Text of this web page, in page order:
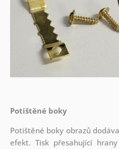
Potištěné boky
Potištěné boky obrazů
efekt. Tisk přesahující